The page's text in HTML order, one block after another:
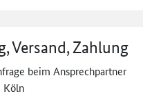
Versand, Zahlung
beim Ansprechpartner
Köln